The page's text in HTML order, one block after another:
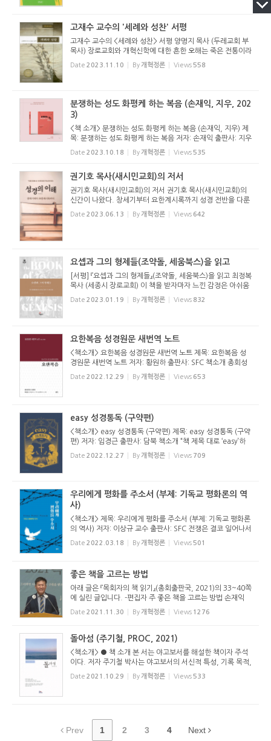
고재수 교수의 '세례와 성찬' 서평
고재수 교수의 <세례와 성찬> 서평 양명지 목사 (두레교회 부
목사) 장로교회와 개혁신학에 대한 흔한 오해는 죽은 전통이라
는 편견입니다. 장로교회가 사장된 전통을 고지식하게 답습하
고 있는 사람으로 비칠 때가 많습니다. 이에 더하여 가슴은 냉
Date 2023.11.10 By 개혁정론 Views 558
분쟁하는 성도 화평케 하는 복음 (손재익, 지우, 202
3)
<책 소개> 분쟁하는 성도 화평케 하는 복음 (손재익, 지우) 제
목: 분쟁하는 성도 화평케 하는 복음 저자: 손재익 출판사: 지우
책에 대한 간략한 소개 2015년 9월 예장 고신과 예장 고려는
역사적인 교단 통합을 했다. ‘신자 간의 다툼이 있을 때 세상
Date 2023.10.18 By 개혁정론 Views 535
권기호 목사(새시민교회)의 저서
권기호 목사(새시민교회)의 저서 권기호 목사(새시민교회)의
신간이 나왔다. 창세기부터 요한계시록까지 성경 전반을 다룬
책이다. 이 책을 기본으로 앞으로 계속해서 책이 나올 예정이
다. 다음 책은 성경의 서막, 창세기 1-4장의 창조와 타락이다.
Date 2023.06.13 By 개혁정론 Views 642
요셉과 그의 형제들(조약돌, 세움북스)을 읽고
[서평] 『요셉과 그의 형제들』(조약돌, 세움북스)을 읽고 최정복
목사 (세종시 장로교회) 이 책을 받자마자 느낀 감정은 아쉬움
이었습니다. 필자가 이 책을 배송받은 날은 창세기 50장을 설
교하기 위하여 연구하던 날이었습니다. 필자는 창세기 37장부
Date 2023.01.19 By 개혁정론 Views 832
요한복음 성경원문 새번역 노트
<책소개> 요한복음 성경원문 새번역 노트 제목: 요한복음 성
경원문 새번역 노트 저자: 황원하 출판사: SFC 책소개 총회성
경연구소(KBI)는 고신 총회 산하 목회자들의 성경연구를 돕기
위해 다양한 활동을 하고 있다. 그 중에 하나로 성경원문을 번
Date 2022.12.29 By 개혁정론 Views 653
easy 성경통독 (구약편)
<책소개> easy 성경통독 (구약편) 제목: easy 성경통독 (구약
편) 저자: 임경근 출판사: 담북 책소개 “책 제목 대로 ‘easy’하
다. 쉽고, 깊은 성경읽기를 동시에 할 수 있다.” 이 책에 대한
평가다. 저자는 7년간의 네덜란드 유학을 마...
Date 2022.12.27 By 개혁정론 Views 709
우리에게 평화를 주소서 (부제: 기독교 평화론의 역
사)
<책소개> 제목: 우리에게 평화를 주소서 (부제: 기독교 평화론
의 역사) 저자: 이상규 교수 출판사: SFC 전쟁은 결코 일어나서
는 안 된다. 전쟁은 인간이 벌이는 가장 잔혹한 파괴 행위다.
그러나 안타깝게도 인류 역사는 전쟁사라고 할 정도다. 20세
Date 2022.03.18 By 개혁정론 Views 501
좋은 책을 고르는 방법
아래 글은 『목회자의 책 읽기』(총회출판국, 2021)의 33~40쪽
에 실린 글입니다. -편집자 주 좋은 책을 고르는 방법 손재익
목사 (한길교회 담임) 좋은 책을 골라야 할 이유 책을 읽지 않
는 시대지만, 책을 읽어야 한다. 책은 여전히 읽을 가치가 있
Date 2021.11.30 By 개혁정론 Views 1276
돌아섬 (주기철, PROC, 2021)
<책소개> ● 책 소개 본 서는 야고보서를 해설한 책이자 주석
이다. 저자 주기철 박사는 야고보서의 서신적 특성, 기록 목적,
문맥을 중심으로 서신 전체를 살피면서 수신자들이 가진 문제
가 무엇인지, 그리고 이에 대해 저자가 교훈하는 것이 무엇인
Date 2021.10.29 By 개혁정론 Views 533
Prev 1 2 3 4 Next